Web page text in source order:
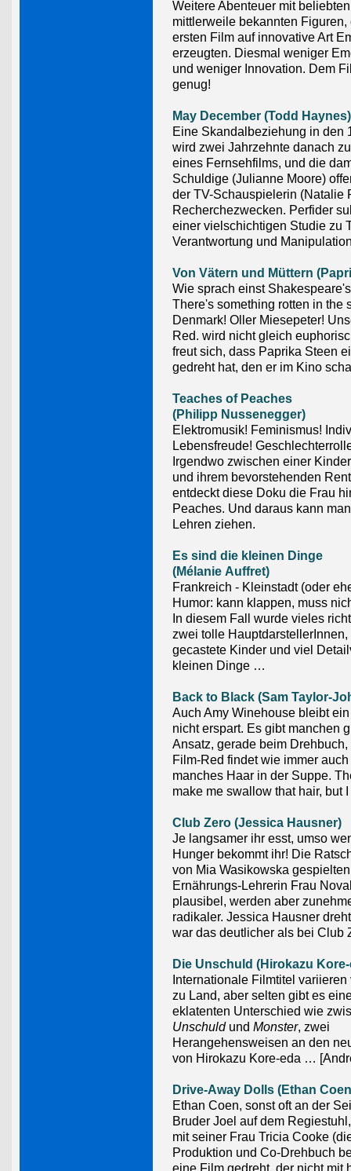
Weitere Abenteuer mit
mittlerweile bekannten Figuren,
ersten Film auf innovative Art
erzeugten. Diesmal weniger
und weniger Innovation. Dem
genug!
May December (Todd Haynes)
Eine Skandalbeziehung in den
wird zwei Jahrzehnte danach
eines Fernsehfilms, und die
Schuldige (Julianne Moore)
der TV-Schauspielerin (Natalie
Recherchezwecken. Perfider
einer vielschichtigen Studie zu
Verantwortung und
Von Vätern und Müttern
Wie sprach einst
There's something rotten in the
Denmark! Oller Miesepeter!
Red. wird nicht gleich
freut sich, dass Paprika Steen
gedreht hat, den er im Kino
Teaches of Peaches
(Philipp Nussenegger)
Elektromusik! Feminismus!
Lebensfreude!
Irgendwo zwischen einer
und ihrem bevorstehenden
entdeckt diese Doku die Frau
Peaches. Und daraus kann
Lehren ziehen.
Es sind die kleinen Dinge
(Mélanie Auffret)
Frankreich - Kleinstadt (oder
Humor: kann klappen, muss
In diesem Fall wurde vieles
zwei tolle HauptdarstellerInnen,
gecastete Kinder und viel
kleinen Dinge …
Back to Black (Sam Taylor-
Auch Amy Winehouse bleibt
nicht erspart. Es gibt manchen
Ansatz, gerade beim Drehbuch,
Film-Red findet wie immer auch
manches Haar in der Suppe.
make me swallow that hair, but
Club Zero (Jessica Hausner)
Je langsamer ihr esst, umso
Hunger bekommt ihr! Die
von Mia Wasikowska gespielten
Ernährungs-Lehrerin Frau
plausibel, werden aber
radikaler. Jessica Hausner
war das deutlicher als bei Club
Die Unschuld (Hirokazu
Internationale Filmtitel variieren
zu Land, aber selten gibt es
eklatenten Unterschied wie
Unschuldund Monster, zwei
Herangehensweisen an den
von Hirokazu Kore-eda …
Drive-Away Dolls (Ethan
Ethan Coen, sonst oft an der
Bruder Joel auf dem
mit seiner Frau Tricia Cooke
Produktion und Co-Drehbuch
eine Film gedreht, der nicht mit